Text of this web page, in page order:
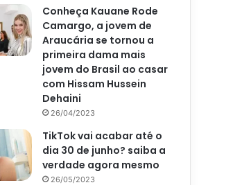
Conheça Kauane Rode
Camargo, a jovem de
Araucária se tornou a
primeira dama mais
jovem do Brasil ao casar
com Hissam Hussein
Dehaini
26/04/2023
TikTok vai acabar até o
dia 30 de junho? saiba a
verdade agora mesmo
26/05/2023